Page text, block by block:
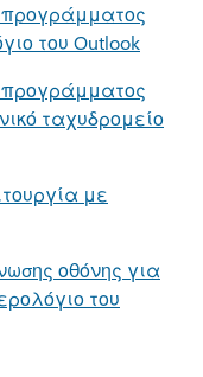
προγράμματος
του Outlook
προγράμματος
ταχυδρομείο
με
οθόνης για
του